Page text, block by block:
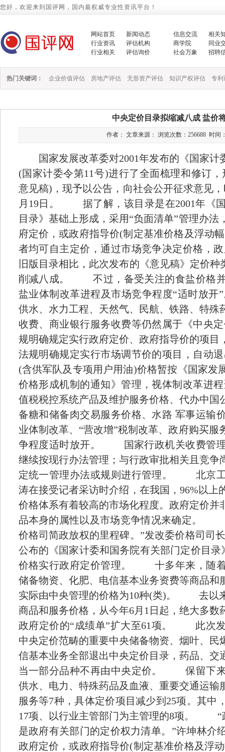
您好，欢迎来到国评网，国内最权威专业性资讯平台！
网站首页
新闻动态
行业资讯
评估机构
行业相关
评估询价
信息交流
相关
商学院
同业
社会万象
招聘
热门关键词： 企业价值评估 房地产评估 无形资产评估 知识产权评估 专利
中央定价目录拟缩减八成 盐价
作者： 文章来源： 浏览次数：256688 时间
国家发展改革委对2001年发布的《国家计
(国家计委令第11号)进行了全面梳理和修订
意见稿)，现予以公告，向社会公开征求意见
月19日。 据了解，该目录是在2001年《
目录》基础上形成，采用“负面清单”管理办
府定价，或政府指导价(制定基准价格及浮动
者均可自主定价，通过市场竞争决定价格
旧版目录相比，此次发布的《意见稿》定价
削减八成。 不过，备受关注的食盐价格并
盐业体制改革进程及市场竞争程度“适时
供水、水力工程、天然气、民航、铁路、特殊
收费、商业银行服务收费等仍然属于《中
规明确规定实行政府定价、政府指导价的项目
法规明确规定实行市场调节价的项目，自
(含供军队及专项用户用油)价格暂按《国家发
价格形成机制的通知》管理，视体制改革
值税税控系统产品及维护服务价格、代办中国
备糖和储备肉交易服务价格、水路 军事运输
业体制改革、“营改增”税制改革、政府购买
争程度适时放开。 国家行政机关收费管理
继续按现行办法管理；与行政审批相关且竞争
定统一管理办法或规则进行管理。 北京工
涛在接受记者采访时介绍，在我国，96%以上
价格体系有着较高的市场化程度。政府定价并
品本身的属性以及市场竞争情况来确定
价格司简政放权的里程碑。”发改委价格司
公布的《国家计委和国务院有关部门定价目
价格实行政府定价管理。 十多年来，随着
储备物资、化肥、电信基本业务资费等商品和
实际由中央管理的价格为10种(类)。 去以
商品和服务价格，从今年6月1日起，绝大多数
政府定价的“成绩单”扩大至61项。 此次发
中央定价范畴的重要中央储备物资、烟叶、民
信基本业务全部退出中央定价目录，药品、交
当一部分品种不再由中央定价。 保留下来
供水、电力、特殊药品及血液、重要交通运输
服务等7种，具体定价项目减少到25项。其中
17项、以行业主管部门为主管理的8项。 “
是政府有关部门的定价权力清单。”许坤林介
政府定价，或政府指导价(制定基准价格及浮